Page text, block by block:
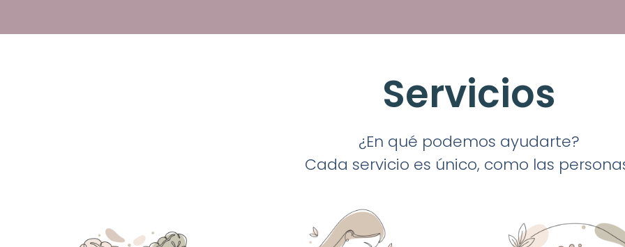
Servicios
¿En qué podemos ayudarte?
Cada servicio es único, como las